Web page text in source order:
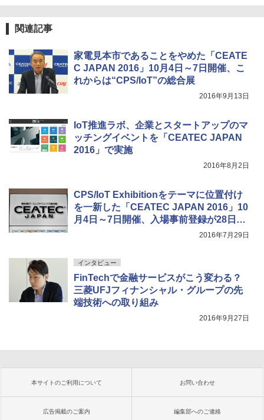
関連記事
家電見本市であることをやめた「CEATE
C JAPAN 2016」10月4日～7日開催、こ
れからは“CPS/IoT”の総合展
2016年9月13日
IoT推進ラボ、企業とスタートアップのマ
ッチングイベントを「CEATEC JAPAN
2016」で実施
2016年8月2日
CPS/IoT Exhibitionをテーマに位置付け
を一新した「CEATEC JAPAN 2016」10
月4日～7日開催、入場事前登録が28日開
2016年7月29日
インタビュー
FinTechで金融サービスがこう変わる？
三菱UFJフィナンシャル・グループの先
端技術への取り組み
2016年9月27日
本サイトのご利用について お問い合わせ
広告掲載のご案内 編集部へのご連絡